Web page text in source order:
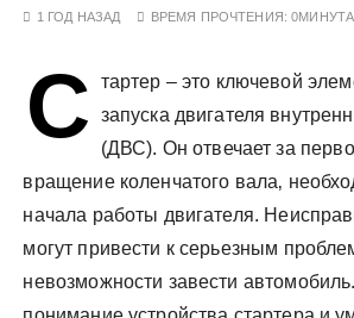
1 ГОД НАЗАД ВРЕМЯ ПРОЧТЕНИЯ:0МИНУТА
С
тартер – это ключевой
запуска двигателя
(ДВС). Он отвечает за
вращение коленчатого вала‚
начала работы двигателя.
могут привести к серьезным
невозможности завести